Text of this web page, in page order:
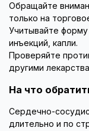
Обращайте
только на
Учитывайте
инъекций, капли.
Проверяйте
другими
На что
Сердечно-
длительно и по